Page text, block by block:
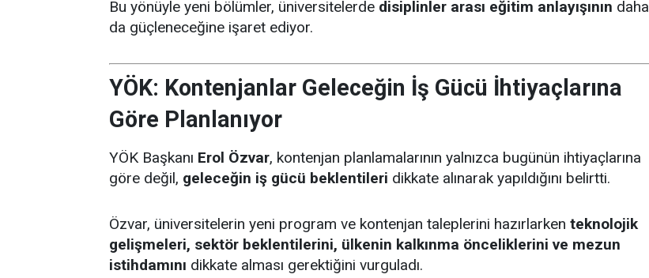
Bu yönüyle yeni bölümler, üniversitelerde disiplinler arası eğitim anlayışının daha
da güçleneceğine işaret ediyor.
YÖK: Kontenjanlar Geleceğin İş Gücü İhtiyaçlarına
Göre Planlanıyor
YÖK Başkanı Erol Özvar, kontenjan planlamalarının yalnızca bugünün ihtiyaçlarına
göre değil, geleceğin iş gücü beklentileri dikkate alınarak yapıldığını belirtti.
Özvar, üniversitelerin yeni program ve kontenjan taleplerini hazırlarken teknolojik
gelişmeleri, sektör beklentilerini, ülkenin kalkınma önceliklerini ve mezun
istihdamını dikkate alması gerektiğini vurguladı.